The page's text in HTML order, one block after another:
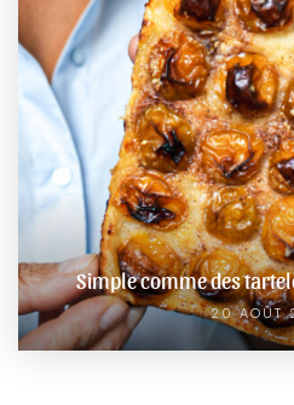
Simple comme des
20 AOÛT